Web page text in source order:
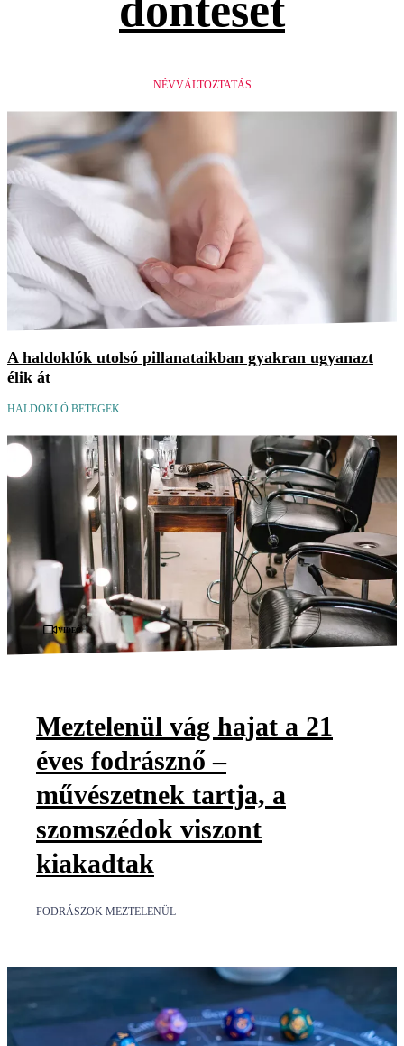
döntését
NÉVVÁLTOZTATÁS
A haldoklók utolsó pillanataikban gyakran ugyanazt
élik át
HALDOKLÓ BETEGEK
Videó
Meztelenül vág hajat a 21
éves fodrásznő –
művészetnek tartja, a
szomszédok viszont
kiakadtak
FODRÁSZOK MEZTELENÜL